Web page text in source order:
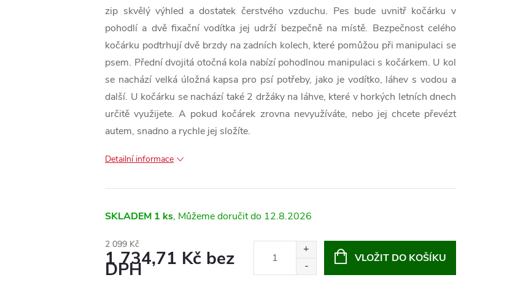
zip skvělý výhled a dostatek čerstvého vzduchu. Pes bude uvnitř kočárku v
pohodlí a dvě fixační vodítka jej udrží bezpečně na místě. Bezpečnost celého
kočárku podtrhují dvě brzdy na zadních kolech, které pomůžou při manipulaci se
psem. Přední dvojitá otočná kola nabízí pohodlnou manipulaci s kočárkem. U kol
se nachází velká úložná kapsa pro psí potřeby, jako je vodítko, láhev s vodou a
další. U kočárku se nachází také 2 držáky na láhve, které v horkých letních dnech
určitě využijete. A pokud kočárek zrovna nevyužíváte, nebo jej chcete převézt
autem, snadno a rychle jej složíte.
Detailní informace
SKLADEM 1 ks 12.8.2026
2 099 Kč
1 734,71 Kč bez
DPH
VLOŽIT DO KOŠÍKU